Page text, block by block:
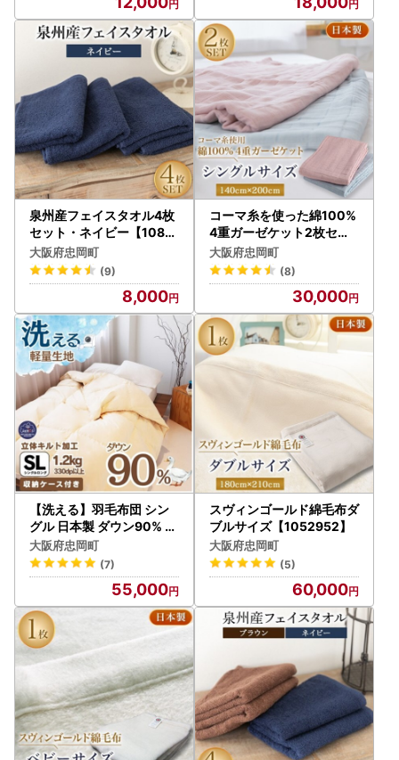
泉州産フェイスタオル4枚
セット・ネイビー【1082
356】
大阪府忠岡町
(9)
8,000
コーマ糸を使った綿100%
4重ガーゼケット2枚セッ
ト【1052954】
大阪府忠岡町
(8)
30,000
【洗える】羽毛布団 シン
グル 日本製 ダウン90% 1.
2kg 無地クリーム抗菌防
臭防ダニ立体キルト【112
7741】
大阪府忠岡町
(7)
55,000
スヴィンゴールド綿毛布ダ
ブルサイズ【1052952】
大阪府忠岡町
(5)
60,000